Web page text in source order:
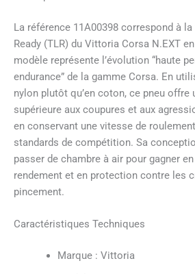
La référence 11A00398 correspond à
Ready (TLR) du Vittoria Corsa N.EXT
modèle représente l’évolution “haute
endurance” de la gamme Corsa. En
nylon plutôt qu’en coton, ce pneu offre
supérieure aux coupures et aux
en conservant une vitesse de
standards de compétition. Sa
passer de chambre à air pour gagner
rendement et en protection contre les
pincement.
Caractéristiques Techniques
Marque : Vittoria